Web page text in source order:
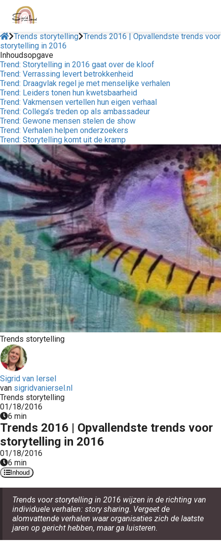
Trends storytelling Trends 2016 | Opvallendste trends voor
storytelling in 2016
Inhoudsopgave
Trend: Storytelling in 2016 gaat over de kloof
Trend: Verrassing levert betrokkenheid
Trend: Draagvlak regel je met menselijke verhalen
Trend: Leiders tonen hun kwetsbaarheid
Trend: Vakmensen vertellen hun eigen verhaal
Trend: Collega’s treden op als ambassadeur
Trend: Gewone mensen stelen de show
Trend: Verhalen helpen onderzoekers
Trend: Storytelling komt uit de kramp
Trends storytelling
Sigrid van Iersel
van sigridvaniersel.nl
Trends storytelling
01/18/2016
6 min
Trends 2016 | Opvallendste trends voor
storytelling in 2016
01/18/2016
6 min
Inhoud
Trends voor storytelling in 2016 wijzen in de richting van
individuele verhalen: story sharing. Vergeet de
alomvattende verhalen waar organisaties zich de laatste
jaren op gericht hebben, maar ga luisteren.